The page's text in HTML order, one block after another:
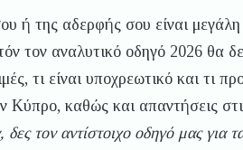
ή της αδερφής σου είναι
τον αναλυτικό οδηγό 2026 θα
τι είναι υποχρεωτικό και τι
Κύπρο, καθώς και απαντήσεις
τον αντίστοιχο οδηγό μας για